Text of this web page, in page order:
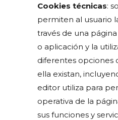
Cookies técnicas:
permiten al usuario
través de una
o aplicación y la
diferentes opciones
ella existan,
editor utiliza para
operativa de la
sus funciones y